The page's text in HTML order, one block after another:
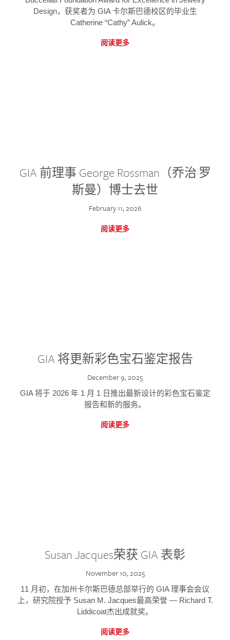
Design，获奖者为 GIA 卡尔斯巴德校区的毕业生
Catherine “Cathy” Aulick。
阅读更多
GIA 前理事 George Rossman（乔治·罗
斯曼）博士去世
February 11, 2026
阅读更多
GIA 将更新彩色宝石鉴定报告
December 9, 2025
GIA 将于 2026 年 1 月 1 日推出最新设计的彩色宝石鉴定
报告和新的服务。
阅读更多
Susan Jacques荣获 GIA 表彰
November 10, 2025
11 月初，在加州卡尔斯巴德总部举行的 GIA 理事会会议
上，研究院授予 Susan M. Jacques最高荣誉 — Richard T.
Liddicoat杰出成就奖。
阅读更多